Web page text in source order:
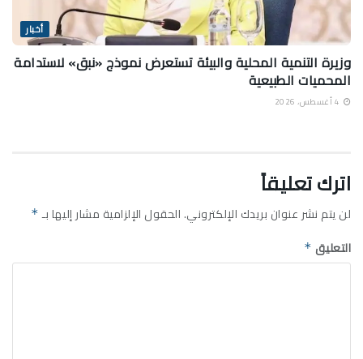
أخبار
وزيرة التنمية المحلية والبيئة تستعرض نموذج «نبق» لاستدامة
المحميات الطبيعية
اترك تعليقاً
لن يتم نشر عنوان بريدك الإلكتروني.الحقول الإلزامية مشار إليها بـ *
التعليق *